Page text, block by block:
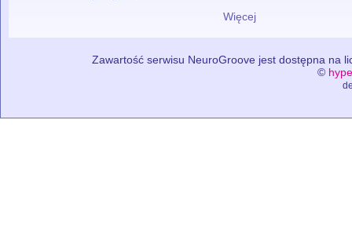
Więcej
Zawartość serwisu NeuroGroove jest dostępna na
©